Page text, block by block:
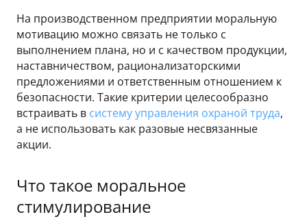
На производственном предприятии моральную
мотивацию можно связать не только с
выполнением плана, но и с качеством продукции,
наставничеством, рационализаторскими
предложениями и ответственным отношением к
безопасности. Такие критерии целесообразно
встраивать в систему управления охраной труда,
а не использовать как разовые несвязанные
акции.
Что такое моральное
стимулирование